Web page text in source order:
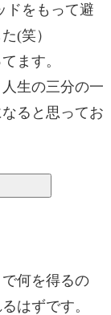
ドをもって避
(笑）
ます。
生の三分の一
ると思ってお
何を得るの
はずです。